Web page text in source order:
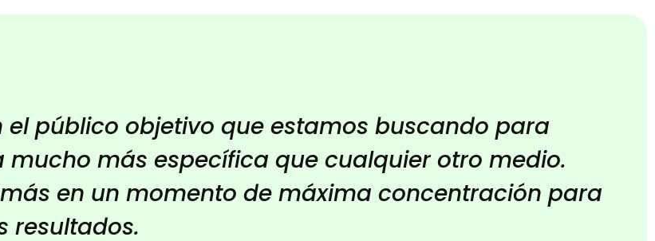
público objetivo que estamos buscando para
más específica que cualquier otro medio.
en un momento de máxima concentración para
resultados.